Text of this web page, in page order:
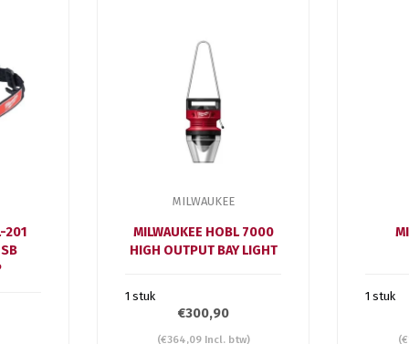
201
MILWAUKEE
MILWAUKEE HOBL 7000
HIGH OUTPUT BAY LIGHT
1 stuk
€300,90
(€364,09 Incl. btw)
1 stuk